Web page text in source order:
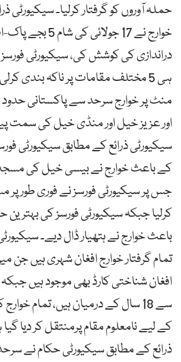
حملہ آوروں کو گرفتار کرلیا۔ سیکیورٹی
خوارج نے 17
دراندازی کی کوشش کی، سیکیورٹی
منٹ پر خوارج سرحد سے پاکستانی
اور عزیز خیل اور منڈی خیل کی سمت
سیکیورٹی ذرائع کے مطابق سیکیورٹی
کے باعث خوارج نے بیسی خیل کی مسجد
جس پر سیکیورٹی فورسز نے فوری طور
کرلیا جبکہ سیکیورٹی فورسز کی
باعث خوارج نے ہتھیار ڈال دیے۔
سے 18 سال کے درمیان ہیں، تمام
کے لیے نامعلوم مقام پرمنتقل کر دیا
ذرائع کے مطابق سیکیورٹی حکام نے